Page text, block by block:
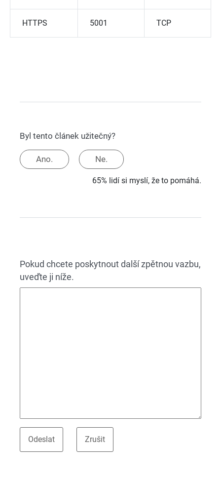
HTTPS 5001 TCP
Byl tento článek užitečný?
Ano. Ne.
65% lidí si myslí, že to pomáhá.
Pokud chcete poskytnout další zpětnou vazbu,
uveďte ji níže.